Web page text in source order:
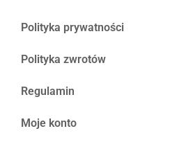
Polityka prywatności
Polityka zwrotów
Regulamin
Moje konto